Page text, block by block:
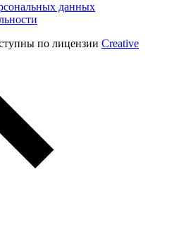
данных
по лицензии Creative